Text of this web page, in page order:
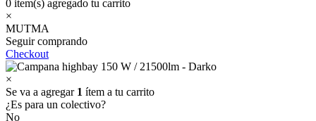
0 item(s) agregado tu carrito
×
MUTMA
Seguir comprando
Checkout
×
Se va a agregar 1 ítem a tu carrito
¿Es para un colectivo?
No